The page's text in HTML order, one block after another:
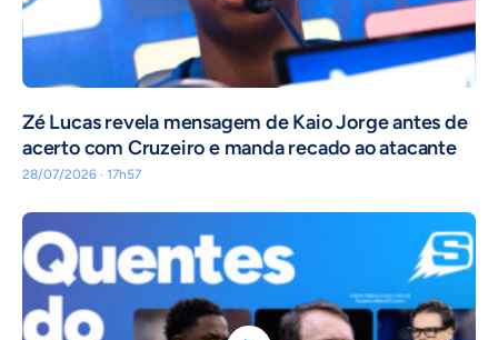
Zé Lucas revela mensagem de Kaio Jorge antes de
acerto com Cruzeiro e manda recado ao atacante
28/07/2026 · 17h57